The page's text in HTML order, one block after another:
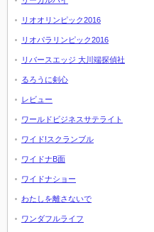
リオオリンピック2016
リオパラリンピック2016
リバースエッジ 大川端探偵社
るろうに剣心
レビュー
ワールドビジネスサテライト
ワイド!スクランブル
ワイドナB面
ワイドナショー
わたしを離さないで
ワンダフルライフ